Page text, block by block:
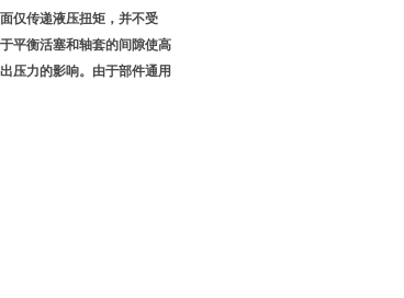
仅传递液压扭矩，并不受
平衡活塞和轴套的间隙使高
压力的影响。由于部件通用